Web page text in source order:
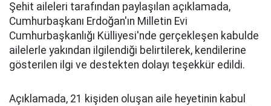
Şehit aileleri tarafından paylaşılan açıklamada,
Cumhurbaşkanı Erdoğan'ın Milletin Evi
Cumhurbaşkanlığı Külliyesi'nde gerçekleşen kabulde
ailelerle yakından ilgilendiği belirtilerek, kendilerine
gösterilen ilgi ve destekten dolayı teşekkür edildi.
Açıklamada, 21 kişiden oluşan aile heyetinin kabul